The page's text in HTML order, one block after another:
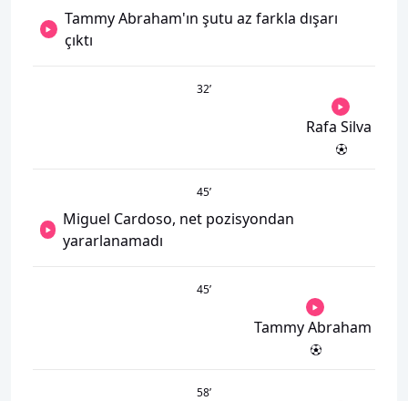
Tammy Abraham'ın şutu az farkla dışarı
çıktı
32’
Rafa Silva
45’
Miguel Cardoso, net pozisyondan
yararlanamadı
45’
Tammy Abraham
58’